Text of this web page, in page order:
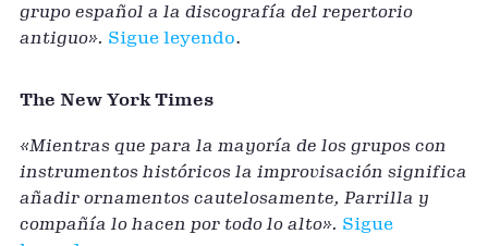
grupo español a la discografía del repertorio
antiguo». Sigue leyendo.
The New York Times
«Mientras que para la mayoría de los grupos con
instrumentos históricos la improvisación significa
añadir ornamentos cautelosamente, Parrilla y
compañía lo hacen por todo lo alto». Sigue